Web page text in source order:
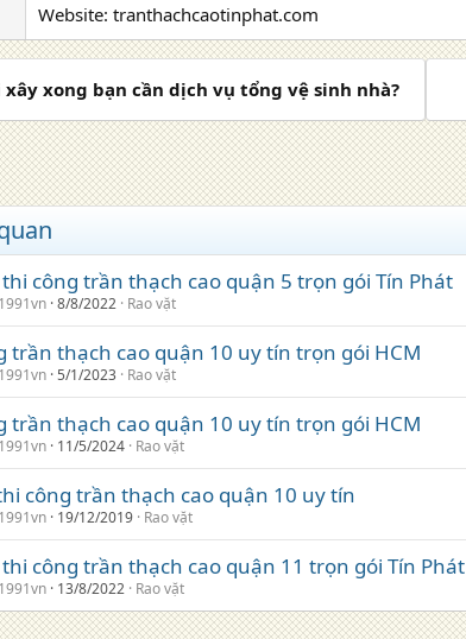
Website: tranthachcaotinphat.com
xây xong bạn cần dịch vụ tổng vệ sinh nhà?
công trần thạch cao quận 5 trọn gói Tín Phát
8/8/2022 Rao vặt
trần thạch cao quận 10 uy tín trọn gói HCM
5/1/2023 Rao vặt
trần thạch cao quận 10 uy tín trọn gói HCM
11/5/2024 Rao vặt
công trần thạch cao quận 10 uy tín
19/12/2019 Rao vặt
công trần thạch cao quận 11 trọn gói Tín Phát
13/8/2022 Rao vặt